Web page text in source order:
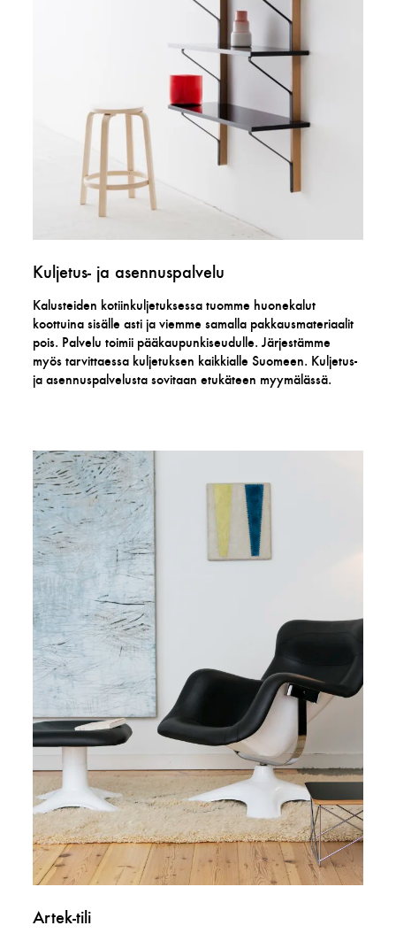
Kuljetus- ja asennuspalvelu
Kalusteiden kotiinkuljetuksessa tuomme huonekalut
koottuina sisälle asti ja viemme samalla pakkausmateriaalit
pois. Palvelu toimii pääkaupunkiseudulle. Järjestämme
myös tarvittaessa kuljetuksen kaikkialle Suomeen. Kuljetus-
ja asennuspalvelusta sovitaan etukäteen myymälässä.
Artek-tili